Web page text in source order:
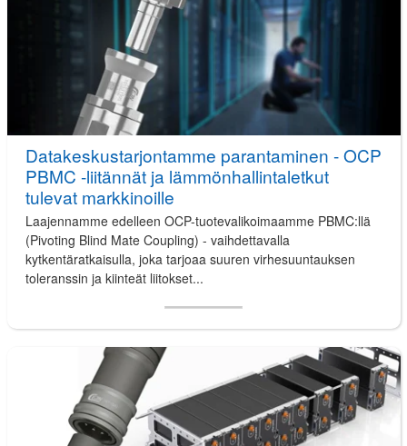
Datakeskustarjontamme parantaminen - OCP
PBMC -liitännät ja lämmönhallintaletkut
tulevat markkinoille
Laajennamme edelleen OCP-tuotevalikoimaamme PBMC:llä
(Pivoting Blind Mate Coupling) - vaihdettavalla
kytkentäratkaisulla, joka tarjoaa suuren virhesuuntauksen
toleranssin ja kiinteät liitokset...